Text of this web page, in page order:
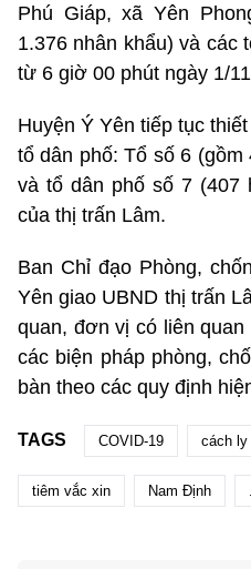
Phú Giáp, xã Yên
1.376 nhân khẩu) và các
từ 6 giờ 00 phút ngày 1/
Huyện Ý Yên tiếp tục
tổ dân phố: Tổ số 6
và tổ dân phố số 7 (407
của thị trấn Lâm.
Ban Chỉ đạo Phòng,
Yên giao UBND thị trấn
quan, đơn vị có liên
các biện pháp phòng,
bàn theo các quy định
TAGS COVID-19 cách ly
tiêm vắc xin Nam Định